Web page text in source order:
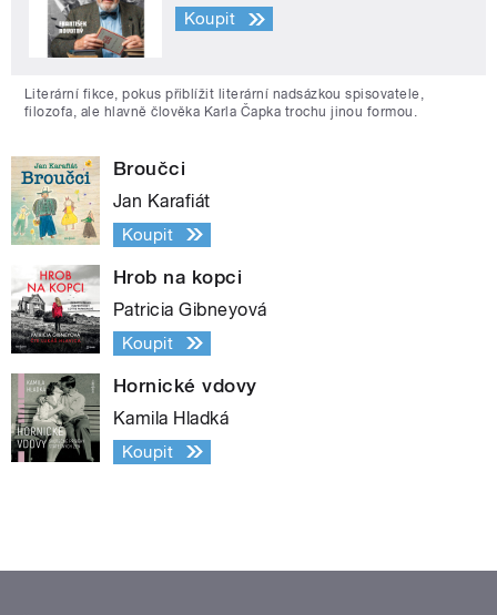
Koupit
Literární fikce, pokus přiblížit literární nadsázkou spisovatele,
filozofa, ale hlavně člověka Karla Čapka trochu jinou formou.
Broučci
Jan Karafiát
Koupit
Hrob na kopci
Patricia Gibneyová
Koupit
Hornické vdovy
Kamila Hladká
Koupit